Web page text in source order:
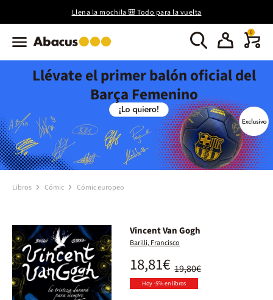
Llena la mochila 🎒 Todo para la vuelta
0
Llévate el primer balón oficial del
Barça Femenino
Libros Cómic Cómic europeo
Vincent Van Gogh
Barilli, Francisco
19,80€
18,81€
Hoy -5% en libros